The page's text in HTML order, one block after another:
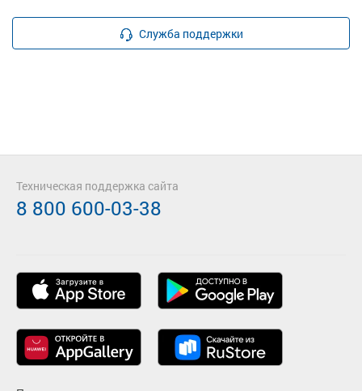
Служба поддержки
Техническая поддержка сайта
8 800 600-03-38